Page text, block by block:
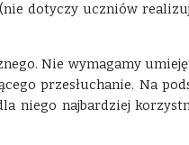
(nie dotyczy uczniów
Nie wymagamy
przesłuchanie. Na
niego najbardziej